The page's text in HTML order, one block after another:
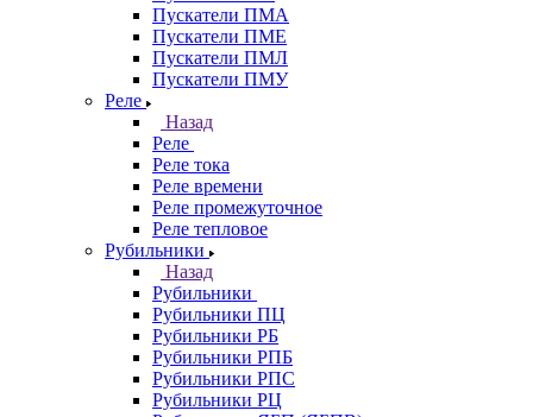
Пускатели ПМА
Пускатели ПМЕ
Пускатели ПМЛ
Пускатели ПМУ
Реле
Назад
Реле
Реле тока
Реле времени
Реле промежуточное
Реле тепловое
Рубильники
Назад
Рубильники
Рубильники ПЦ
Рубильники РБ
Рубильники РПБ
Рубильники РПС
Рубильники РЦ